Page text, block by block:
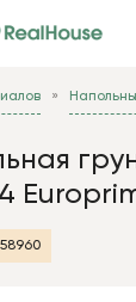
58960